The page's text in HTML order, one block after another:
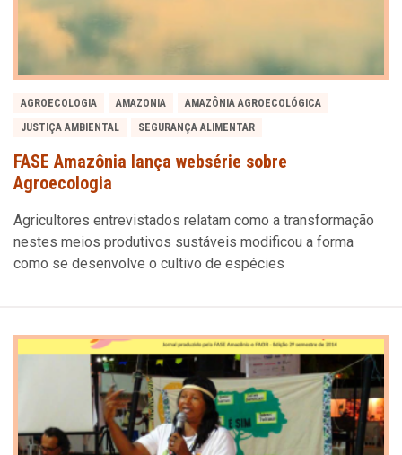
AGROECOLOGIA AMAZONIA
AMAZÔNIA AGROECOLÓGICA
JUSTIÇA AMBIENTAL
SEGURANÇA ALIMENTAR
FASE Amazônia lança websérie sobre
Agroecologia
Agricultores entrevistados relatam como a transformação
nestes meios produtivos sustáveis modificou a forma
como se desenvolve o cultivo de espécies